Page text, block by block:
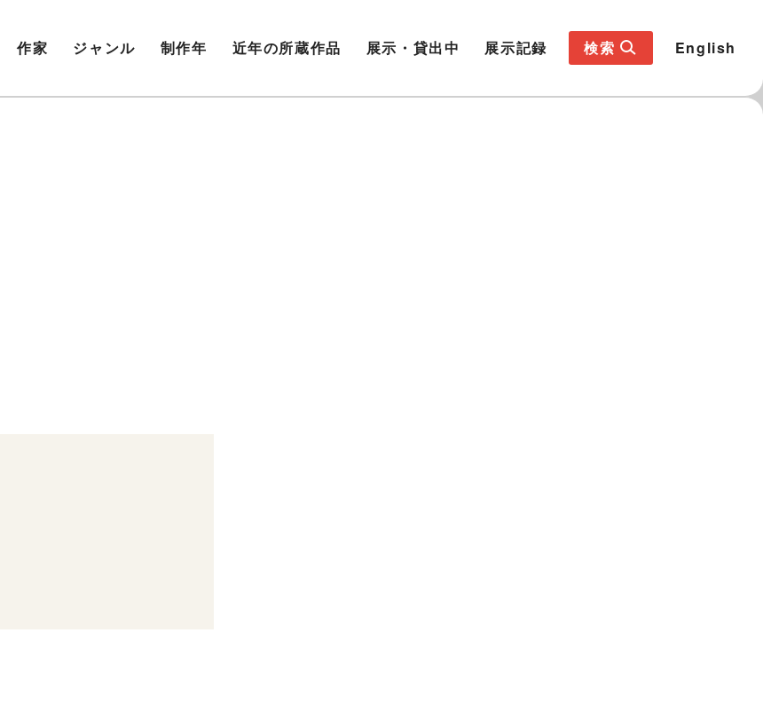
作家 ジャンル 制作年 近年の所蔵作品 展示・貸出中 展示記録 検索 English